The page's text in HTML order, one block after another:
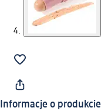
Informacje o produkcie